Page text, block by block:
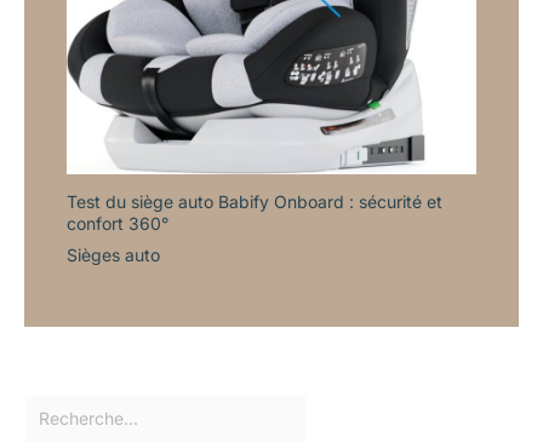
Test du siège auto Babify Onboard : sécurité et
confort 360°
Sièges auto